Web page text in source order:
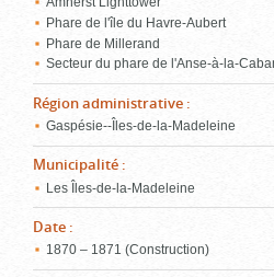
Phare de l'île du Havre-Aubert
Phare de Millerand
Secteur du phare de l'Anse-à-la-
Région administrative :
Gaspésie--Îles-de-la-Madeleine
Municipalité :
Les Îles-de-la-Madeleine
Date :
1870 – 1871 (Construction)